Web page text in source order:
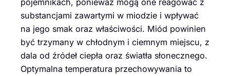
substancjami zawartymi w miodzie i wpływać
na jego smak oraz właściwości. Miód powinien
być trzymany w chłodnym i ciemnym miejscu, z
dala od źródeł ciepła oraz światła słonecznego.
Optymalna temperatura przechowywania to